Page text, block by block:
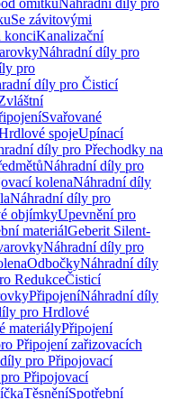
omítkuNáhradní díly pro
Se závitovými
konciKanalizační
Náhradní díly pro
pro
díly pro Čisticí
Svařované
spojeUpínací
díly pro Přechodky na
Náhradní díly pro
kolenaNáhradní díly
Náhradní díly pro
objímkyUpevnění pro
materiálGeberit Silent-
Náhradní díly pro
OdbočkyNáhradní díly
RedukceČisticí
PřipojeníNáhradní díly
pro Hrdlové
materiályPřipojení
Připojení zařizovacích
pro Připojovací
Připojovací
TěsněníSpotřební